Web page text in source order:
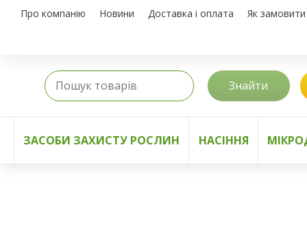
Про компанію Новини Доставка і оплата Як замовити
Знайти
ЗАСОБИ ЗАХИСТУ РОСЛИН НАСІННЯ